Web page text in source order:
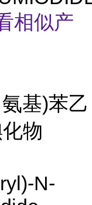
相似产
基)苯乙
物
N-